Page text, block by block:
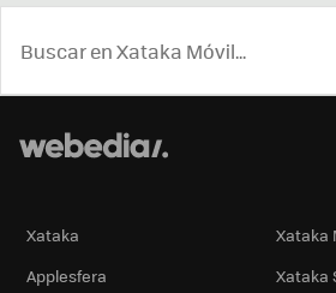
Xataka
Xataka
Applesfera
Xataka